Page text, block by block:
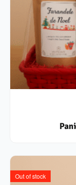
Out of stock